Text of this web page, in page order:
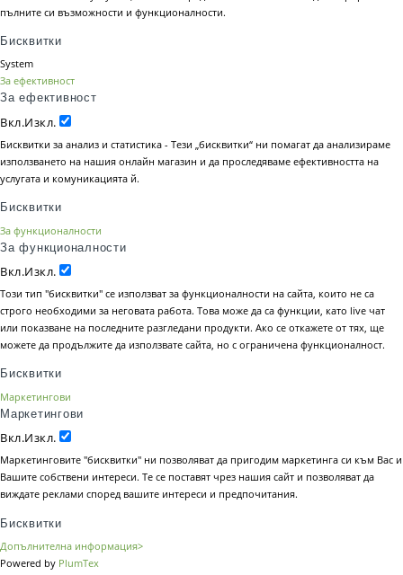
пълните си възможности и функционалности.
Бисквитки
System
За ефективност
За ефективност
Вкл.Изкл.
Бисквитки за анализ и статистика - Тези „бисквитки“ ни помагат да анализираме
използването на нашия онлайн магазин и да проследяваме ефективността на
услугата и комуникацията й.
Бисквитки
За функционалности
За функционалности
Вкл.Изкл.
Този тип "бисквитки" се използват за функционалности на сайта, които не са
строго необходими за неговата работа. Това може да са функции, като live чат
или показване на последните разгледани продукти. Ако се откажете от тях, ще
можете да продължите да използвате сайта, но с ограничена функционалност.
Бисквитки
Маркетингови
Маркетингови
Вкл.Изкл.
Маркетинговите "бисквитки" ни позволяват да пригодим маркетинга си към Вас и
Вашите собствени интереси. Те се поставят чрез нашия сайт и позволяват да
виждате реклами според вашите интереси и предпочитания.
Бисквитки
Допълнителна информация>
Powered by PlumTex